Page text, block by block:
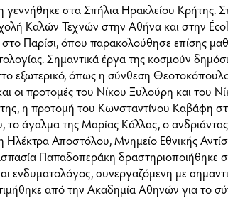
στα Σπήλια Ηρακλείου Κρήτης.
Καλών Τεχνών στην Αθήνα και στην
Παρίσι, όπου παρακολούθησε επίσης
Σημαντικά έργα της κοσμούν
εξωτερικό, όπως η σύνθεση
οι προτομές του Νίκου Ξυλούρη και του
η προτομή του Κωνσταντίνου Καβάφη
το άγαλμα της Μαρίας Κάλλας, ο
Ηλέκτρα Αποστόλου, Μνημείο Εθνικής
Παπαδοπεράκη δραστηριοποιήθηκε
ενδυματολόγος, συνεργαζόμενη με
από την Ακαδημία Αθηνών για το